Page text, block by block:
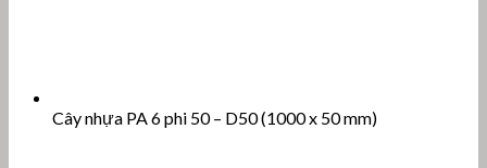
Cây nhựa PA 6 phi 50 – D50 (1000 x 50 mm)